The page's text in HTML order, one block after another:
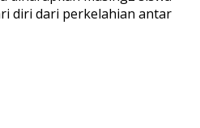
diri dari perkelahian antar